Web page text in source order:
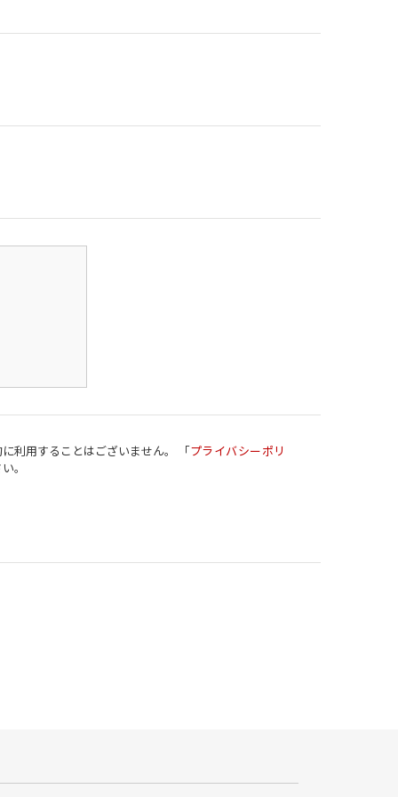
利用することはございません。 「プライバシーポリ
。